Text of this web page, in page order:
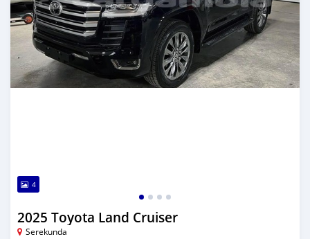
4
2025 Toyota Land Cruiser
Serekunda